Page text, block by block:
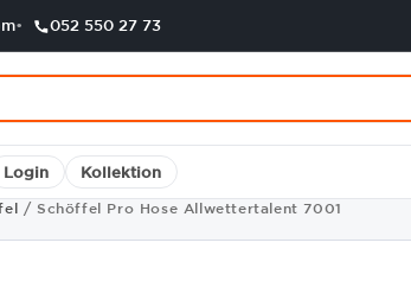
052 550 27 73
Login Kollektion
/ Schöffel Pro Hose Allwettertalent 7001